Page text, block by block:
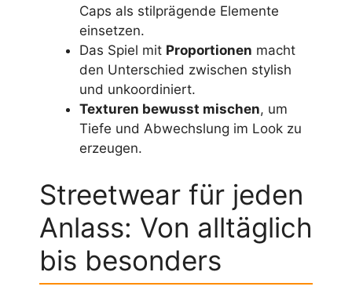
Caps als stilprägende Elemente
einsetzen.
Das Spiel mit Proportionen macht
den Unterschied zwischen stylish
und unkoordiniert.
Texturen bewusst mischen, um
Tiefe und Abwechslung im Look zu
erzeugen.
Streetwear für jeden
Anlass: Von alltäglich
bis besonders